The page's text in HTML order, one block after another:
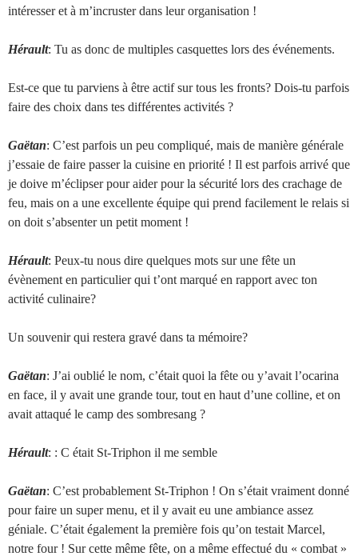
intéresser et à m’incruster dans leur organisation !
Hérault: Tu as donc de multiples casquettes lors des événements.
Est-ce que tu parviens à être actif sur tous les fronts? Dois-tu parfois
faire des choix dans tes différentes activités ?
Gaëtan: C’est parfois un peu compliqué, mais de manière générale
j’essaie de faire passer la cuisine en priorité ! Il est parfois arrivé que
je doive m’éclipser pour aider pour la sécurité lors des crachage de
feu, mais on a une excellente équipe qui prend facilement le relais si
on doit s’absenter un petit moment !
Hérault: Peux-tu nous dire quelques mots sur une fête un
évènement en particulier qui t’ont marqué en rapport avec ton
activité culinaire?
Un souvenir qui restera gravé dans ta mémoire?
Gaëtan: J’ai oublié le nom, c’était quoi la fête ou y’avait l’ocarina
en face, il y avait une grande tour, tout en haut d’une colline, et on
avait attaqué le camp des sombresang ?
Hérault: : C était St-Triphon il me semble
Gaëtan: C’est probablement St-Triphon ! On s’était vraiment donné
pour faire un super menu, et il y avait eu une ambiance assez
géniale. C’était également la première fois qu’on testait Marcel,
notre four ! Sur cette même fête, on a même effectué du « combat »